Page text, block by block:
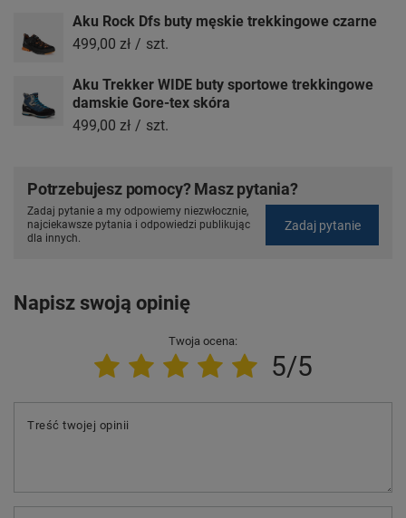
Aku Rock Dfs buty męskie trekkingowe czarne
499,00 zł / szt.
Aku Trekker WIDE buty sportowe trekkingowe
damskie Gore-tex skóra
499,00 zł / szt.
Potrzebujesz pomocy? Masz pytania?
Zadaj pytanie a my odpowiemy niezwłocznie,
najciekawsze pytania i odpowiedzi publikując
dla innych.
Zadaj pytanie
Napisz swoją opinię
Twoja ocena:
5/5
Treść twojej opinii